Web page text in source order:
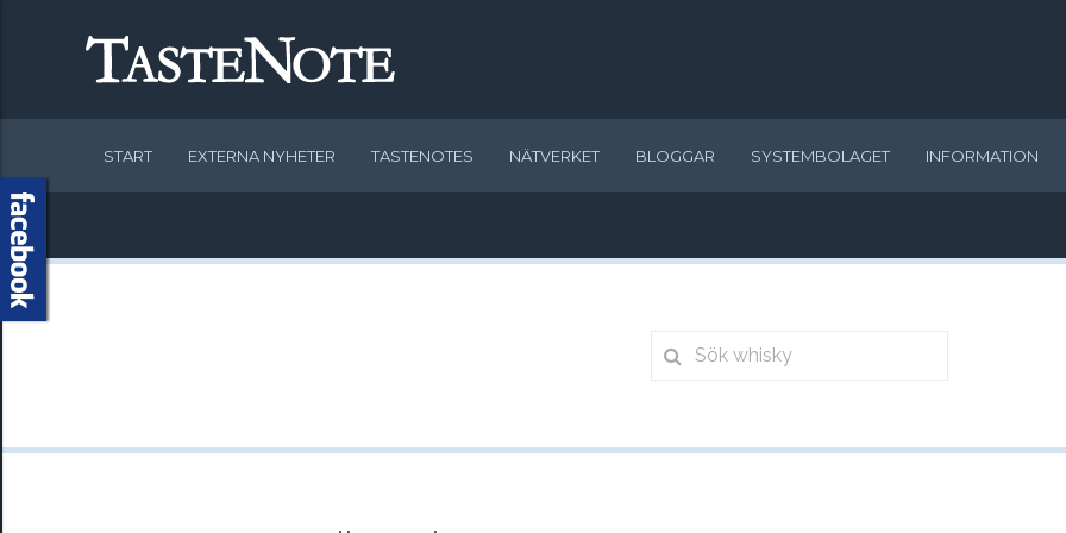
START EXTERNA NYHETER TASTENOTES NÄTVERKET BLOGGAR SYSTEMBOLAGET INFORMATION